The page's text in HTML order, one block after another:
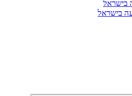
בישראל
בישראל